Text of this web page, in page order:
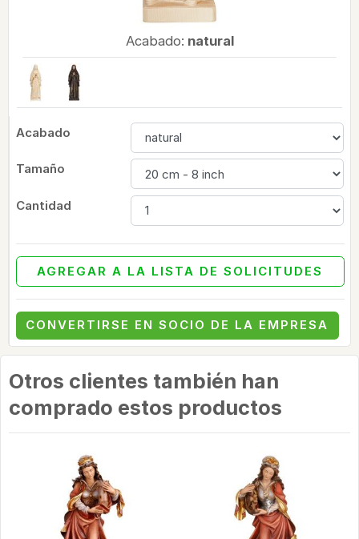
Acabado: natural
Acabado
Tamaño
Cantidad
AGREGAR A LA LISTA DE SOLICITUDES
CONVERTIRSE EN SOCIO DE LA EMPRESA
Otros clientes también han
comprado estos productos